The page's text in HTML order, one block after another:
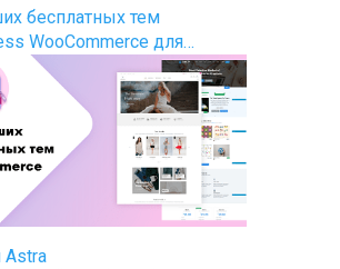
бесплатных тем
WooCommerce для…
Astra